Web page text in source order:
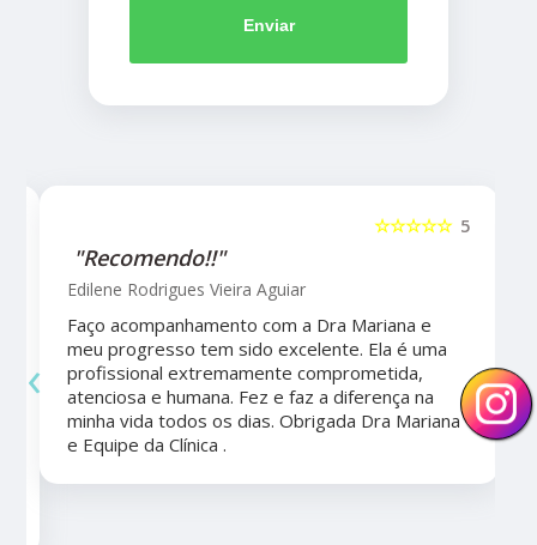
Enviar
5
☆☆☆☆☆
"Recomendo!!"
Edilene Rodrigues Vieira Aguiar
Faço acompanhamento com a Dra Mariana e
meu progresso tem sido excelente. Ela é uma
profissional extremamente comprometida,
atenciosa e humana. Fez e faz a diferença na
minha vida todos os dias. Obrigada Dra Mariana
e Equipe da Clínica .
‹ ›